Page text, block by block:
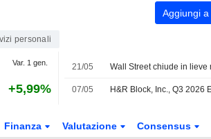
Aggiungi
personali
Var. 1 gen.
+5,99%
21/05
07/05
Finanza Valutazione Consensus